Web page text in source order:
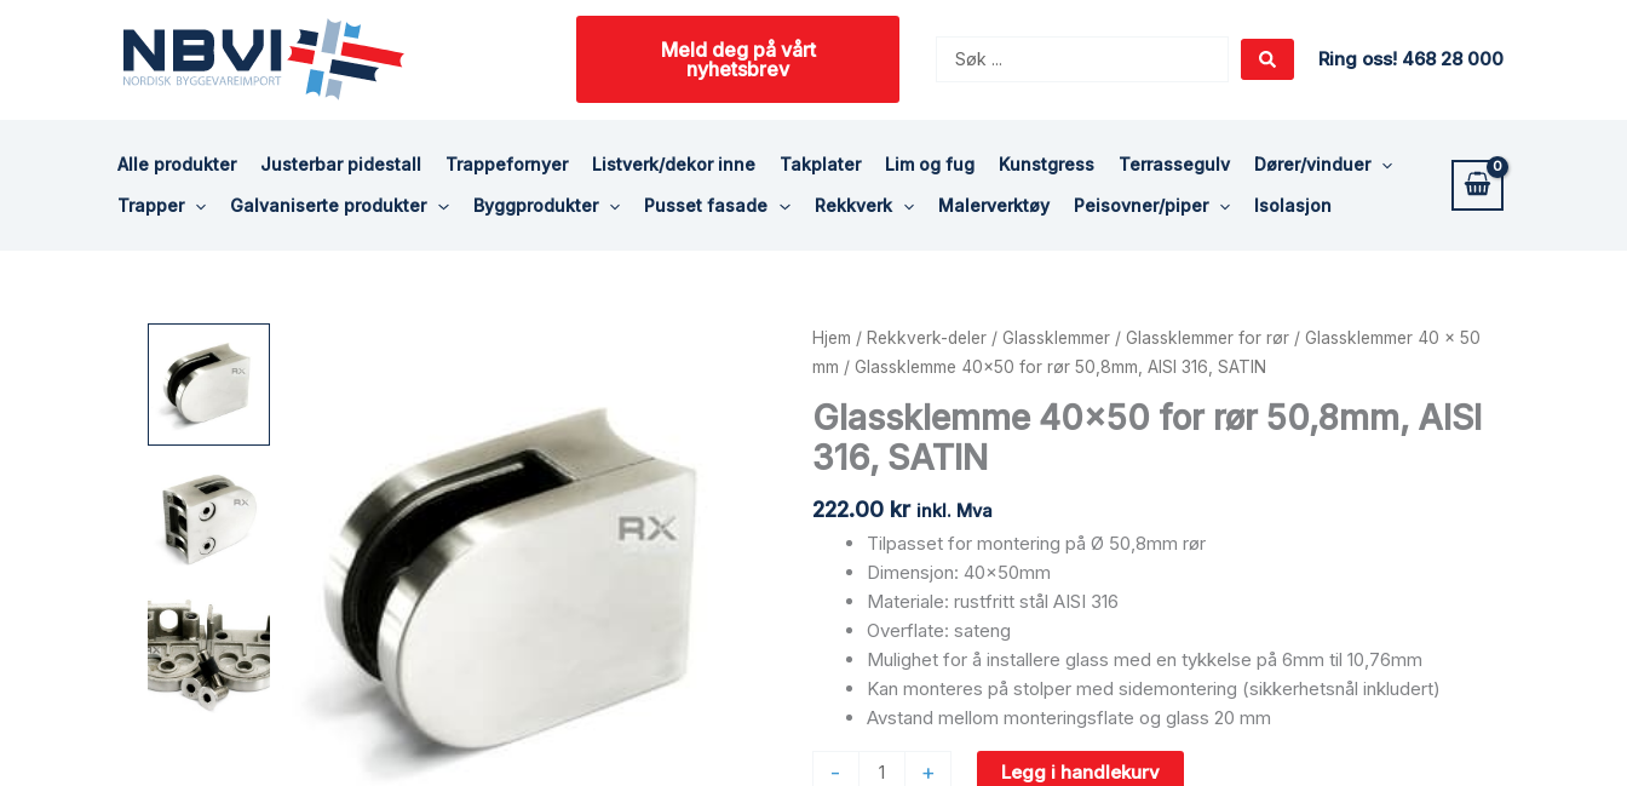
Meld deg på vårt
nyhetsbrev
Search
Ring oss! 468 28 000
Alle produkter Justerbar pidestall Trappefornyer Listverk/dekor inne Takplater Lim og fug Kunstgress Terrassegulv
Dører/vinduer
Trapper
Galvaniserte produkter Byggprodukter Pusset fasade Rekkverk Malerverktøy Peisovner/piper Isolasjon
Hjem / Rekkverk-deler/ Glassklemmer/ Glassklemmer for rør/ Glassklemmer 40 x 50
mm / Glassklemme 40×50 for rør 50,8mm, AISI 316, SATIN
Glassklemme 40×50 for rør 50,8mm, AISI
316, SATIN
222.00 kr inkl. Mva
Tilpasset for montering på Ø 50,8mm rør
Dimensjon: 40x50mm
Materiale: rustfritt stål AISI 316
Overflate: sateng
Mulighet for å installere glass med en tykkelse på 6mm til 10,76mm
Kan monteres på stolper med sidemontering (sikkerhetsnål inkludert)
Avstand mellom monteringsflate og glass 20 mm
-
Glassklemme
40x50
rør
50,8mm,
316,
SATIN
antall
+ Legg i handlekurv